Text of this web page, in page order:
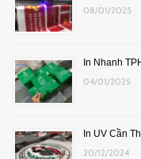
08/01/2025
In Nhanh
04/01/2025
In UV Cần
20/12/2024